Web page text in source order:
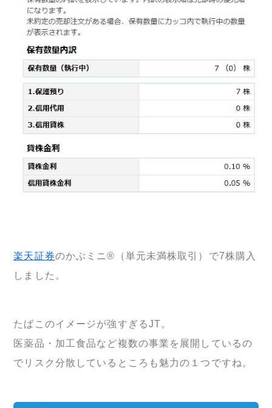
楽天証券のかぶミニ®（単元未満株取引）で7株購入
しました。
たばこのイメージが強すぎるJT。
医薬品・加工食品など複数の事業を展開しているの
でリスク分散しているところも魅力の１つですね。